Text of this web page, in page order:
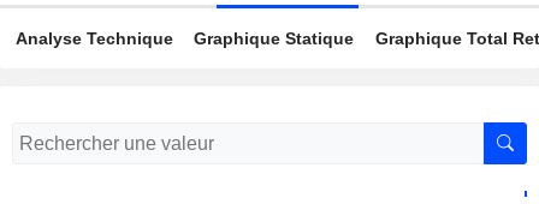
Analyse Technique Graphique Statique Graphique Total